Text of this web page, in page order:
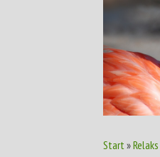
Start »Relaks